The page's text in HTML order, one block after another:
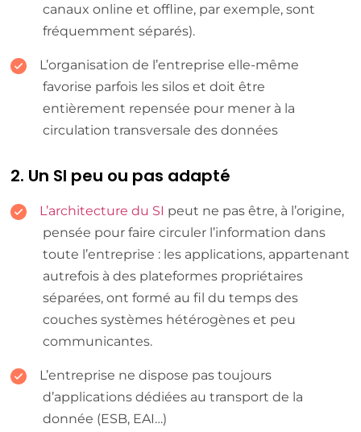
canaux online et offline, par exemple, sont
fréquemment séparés).
L’organisation de l’entreprise elle-même
favorise parfois les silos et doit être
entièrement repensée pour mener à la
circulation transversale des données
2. Un SI peu ou pas adapté
L’architecture du SI peut ne pas être, à l’origine,
pensée pour faire circuler l’information dans
toute l’entreprise : les applications, appartenant
autrefois à des plateformes propriétaires
séparées, ont formé au fil du temps des
couches systèmes hétérogènes et peu
communicantes.
L’entreprise ne dispose pas toujours
d’applications dédiées au transport de la
donnée (ESB, EAI…)